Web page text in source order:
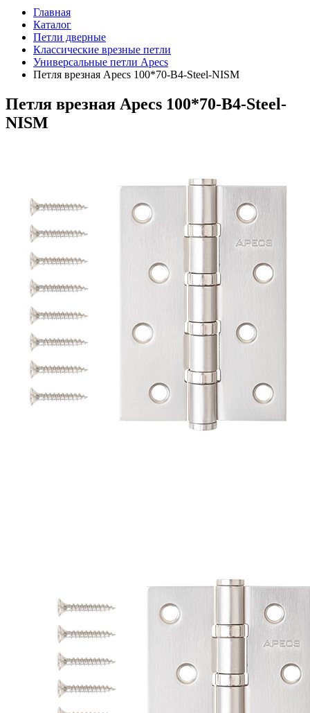
Главная
Каталог
Петли дверные
Классические врезные петли
Универсальные петли Apecs
Петля врезная Apecs 100*70-B4-Steel-NISM
Петля врезная Apecs 100*70-B4-Steel-
NISM